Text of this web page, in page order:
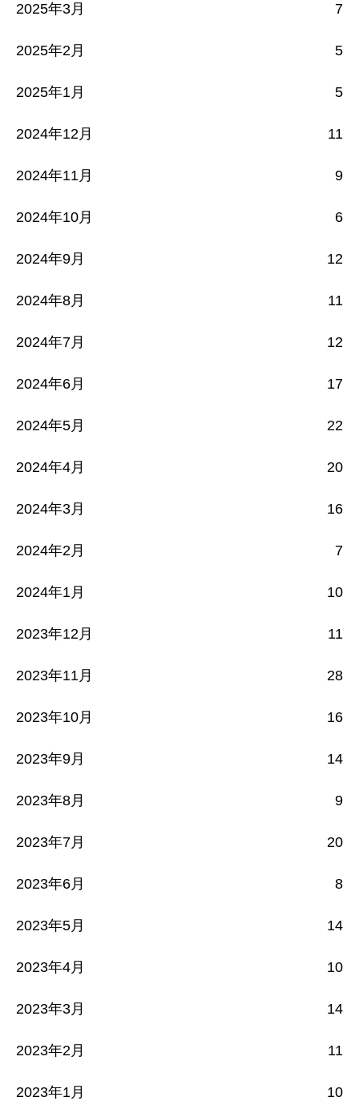
2025年3月 7
2025年2月 5
2025年1月 5
2024年12月 11
2024年11月 9
2024年10月 6
2024年9月 12
2024年8月 11
2024年7月 12
2024年6月 17
2024年5月 22
2024年4月 20
2024年3月 16
2024年2月 7
2024年1月 10
2023年12月 11
2023年11月 28
2023年10月 16
2023年9月 14
2023年8月 9
2023年7月 20
2023年6月 8
2023年5月 14
2023年4月 10
2023年3月 14
2023年2月 11
2023年1月 10